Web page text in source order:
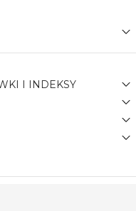
I INDEKSY